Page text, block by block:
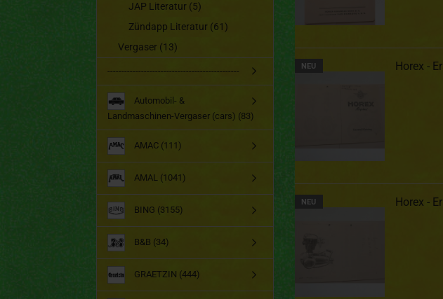
NEU
Horex -
NEU
Horex -
JAP Literatur (5)
Zündapp Literatur (61)
Vergaser (13)
-----------------------------------------------
Automobil- &
Landmaschinen-Vergaser (cars) (83)
AMAC (111)
AMAL (1041)
BING (3155)
B&B (34)
GRAETZIN (444)